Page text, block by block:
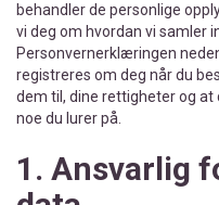
behandler de personlige
vi deg om hvordan vi samler
Personvernerklæringen
registreres om deg når du
dem til, dine rettigheter og
noe du lurer på.
1. Ansvarlig